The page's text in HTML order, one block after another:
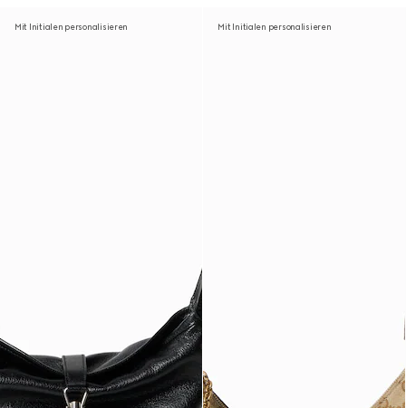
Mit Initialen personalisieren Mit Initialen personalisieren